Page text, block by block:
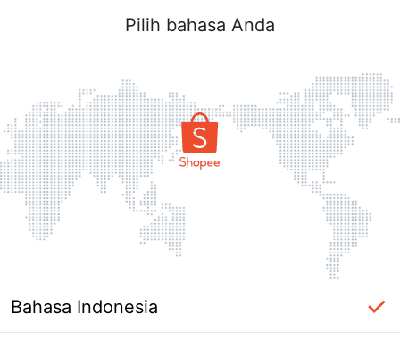
Pilih bahasa Anda
Bahasa Indonesia